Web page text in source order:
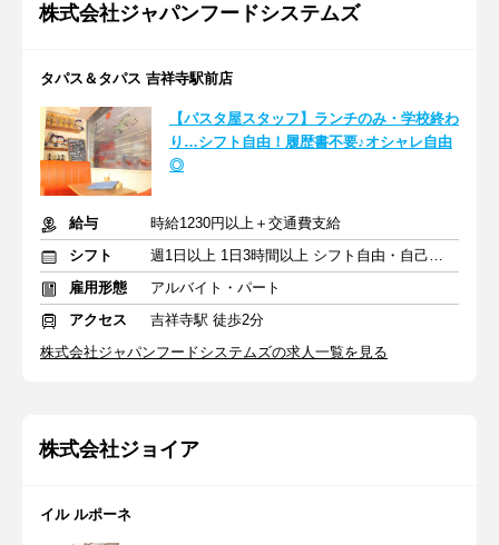
株式会社ジャパンフードシステムズ
タパス＆タパス 吉祥寺駅前店
【パスタ屋スタッフ】ランチのみ・学校終わ
り…シフト自由！履歴書不要♪オシャレ自由
◎
給与
時給1230円以上＋交通費支給
シフト
週1日以上 1日3時間以上 シフト自由・自己申告
雇用形態
アルバイト・パート
アクセス
吉祥寺駅 徒歩2分
株式会社ジャパンフードシステムズの求人一覧を見る
株式会社ジョイア
イル ルポーネ